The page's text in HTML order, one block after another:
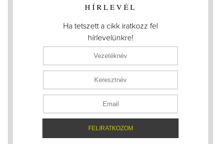
HÍRLEVÉL
Ha tetszett a cikk iratkozz fel
hírlevelünkre!